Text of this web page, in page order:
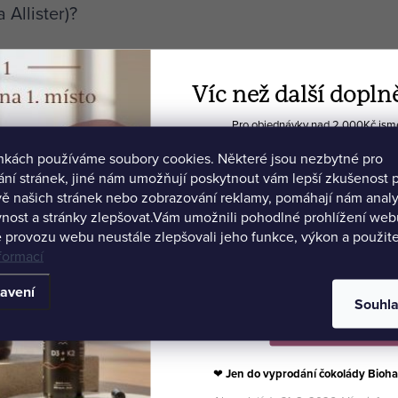
používáme soubory cookies. Některé jsou nezbytné pro
stránek, jiné nám umožňují poskytnout vám lepší zkušenost
našich stránek nebo zobrazování reklamy, pomáhají nám
a stránky zlepšovat.Vám umožnili pohodlné prohlížení
provozu webu neustále zlepšovali jeho funkce, výkon a
Allister)?
info@systers.bio.
přírodních doplňků stravy? Souzníš s naší
produkty v nabídce Systers?
Víc než další
Pro objednávky nad 2 000Kč
💻 Ochutnávku Akademie
Vybrat své produkty
❤Jen do vyprodání čokolády